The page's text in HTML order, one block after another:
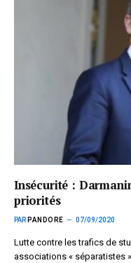
Insécurité :
priorités
PAR PANDORE 07/09/2020
Lutte contre les trafics de
associations « séparatistes